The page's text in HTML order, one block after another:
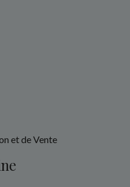
et de Vente